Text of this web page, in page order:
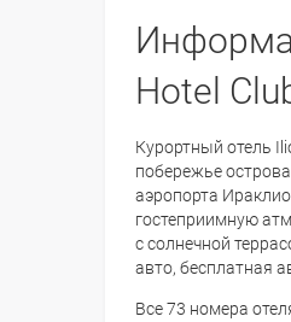
Hotel
Курортный отель
побережье
аэропорта
гостеприимную
с солнечной
авто, бесплатная
Все 73 номера